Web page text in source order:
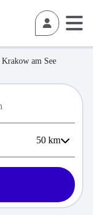
Krakow am See
50 km